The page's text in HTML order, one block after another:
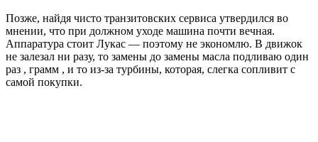
Позже, найдя чисто транзитовских сервиса утвердился во
мнении, что при должном уходе машина почти вечная.
Аппаратура стоит Лукас — поэтому не экономлю. В движок
не залезал ни разу, то замены до замены масла подливаю один
раз , грамм , и то из-за турбины, которая, слегка сопливит с
самой покупки.